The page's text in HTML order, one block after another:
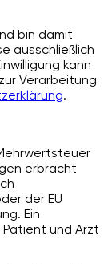
bin damit
ausschließlich
kann
Verarbeitung
.
erbracht
der EU
Ein
und Arzt